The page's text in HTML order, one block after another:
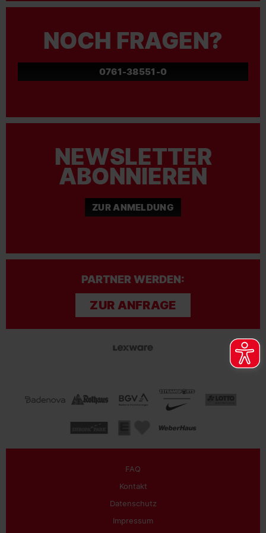
NOCH FRAGEN?
0761-38551-0
NEWSLETTER
ABONNIEREN
ZUR ANMELDUNG
PARTNER WERDEN:
ZUR ANFRAGE
FAQ
Kontakt
Datenschutz
Impressum